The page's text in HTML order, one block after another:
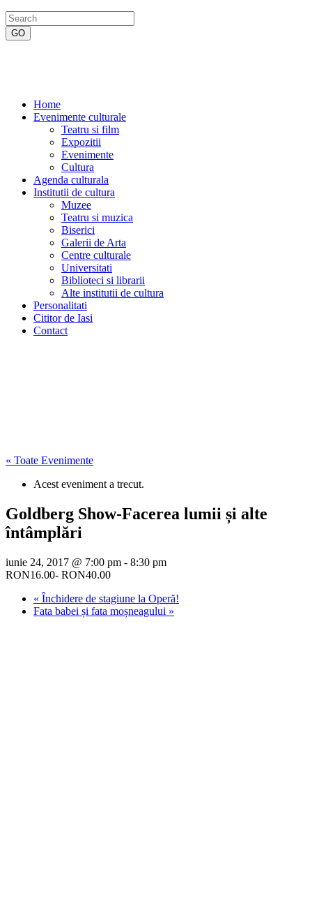
Home
Evenimente culturale
Teatru si film
Expozitii
Evenimente
Cultura
Agenda culturala
Institutii de cultura
Muzee
Teatru si muzica
Biserici
Galerii de Arta
Centre culturale
Universitati
Biblioteci si librarii
Alte institutii de cultura
Personalitati
Cititor de Iasi
Contact
« Toate Evenimente
Acest eveniment a trecut.
Goldberg Show-Facerea lumii și alte
întâmplări
iunie 24, 2017 @ 7:00 pm - 8:30 pm
RON16.00- RON40.00
« Închidere de stagiune la Operă!
Fata babei și fata moșneagului »